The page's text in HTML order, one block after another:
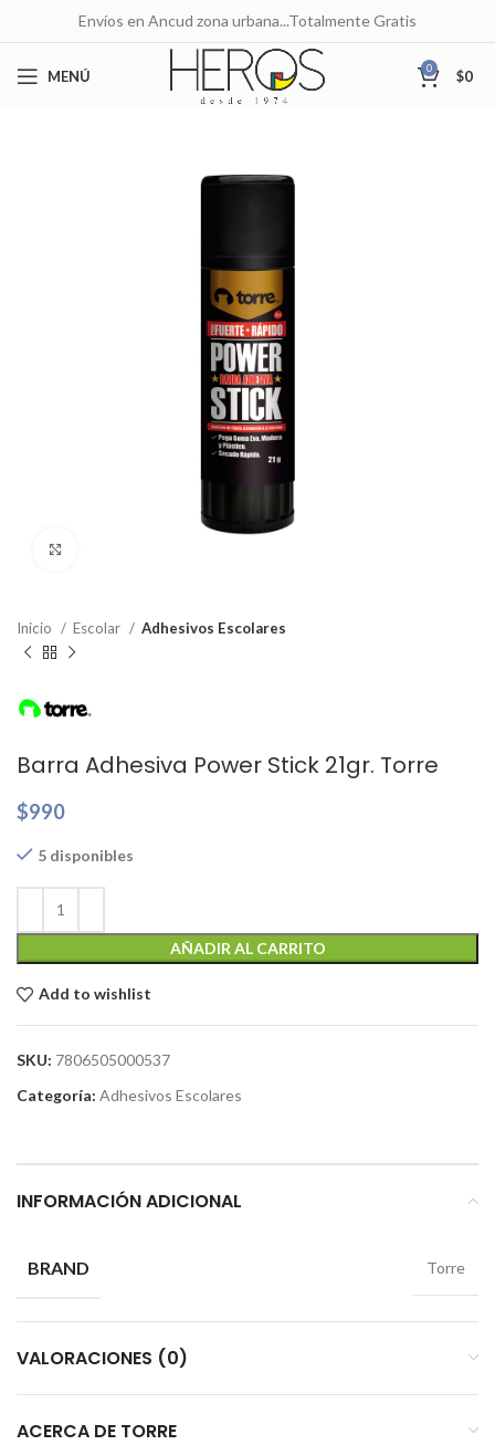
Envíos en Ancud zona urbana...Totalmente Gratis
MENÚ 0 $0
Inicio Escolar Adhesivos Escolares
Barra Adhesiva Power Stick 21gr. Torre
$990
5 disponibles
AÑADIR AL CARRITO
Add to wishlist
SKU: 7806505000537
Categoría: Adhesivos Escolares
INFORMACIÓN ADICIONAL
BRAND Torre
VALORACIONES (0)
ACERCA DE TORRE